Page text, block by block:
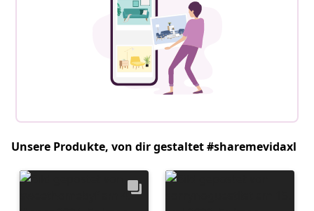
Unsere Produkte, von dir gestaltet #sharemevidaxl